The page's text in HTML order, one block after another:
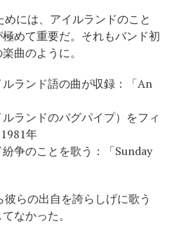
には、アイルランドのこと
めて重要だ。それもバンド初
曲のように。
ルランド語の曲が収録：「An
ランドのバグパイプ）をフィ
年
争のことを歌う：「Sunday
らの出自を誇らしげに歌う
なかった。